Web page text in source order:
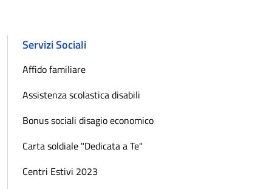
Servizi Sociali
Affido familiare
Assistenza scolastica disabili
Bonus sociali disagio economico
Carta soldiale "Dedicata a Te"
Centri Estivi 2023